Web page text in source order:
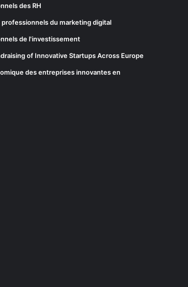
des RH
du marketing digital
de l'investissement
of Innovative Startups Across Europe
des entreprises innovantes en